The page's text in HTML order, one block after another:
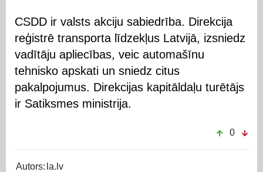
CSDD ir valsts akciju sabiedrība. Direkcija
reģistrē transporta līdzekļus Latvijā, izsniedz
vadītāju apliecības, veic automašīnu
tehnisko apskati un sniedz citus
pakalpojumus. Direkcijas kapitāldaļu turētājs
ir Satiksmes ministrija.
0
Autors: la.lv